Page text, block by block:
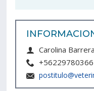
Carolina Barrera
+56229780366